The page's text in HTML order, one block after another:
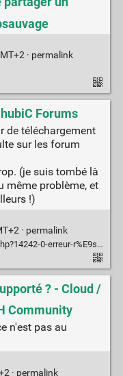
· permalink
Forums
de téléchargement
sur les forum
(je suis tombé là
même problème, et
!)
· permalink
0-erreur-r%E9seau
? - Cloud /
Community
n'est pas au
· permalink